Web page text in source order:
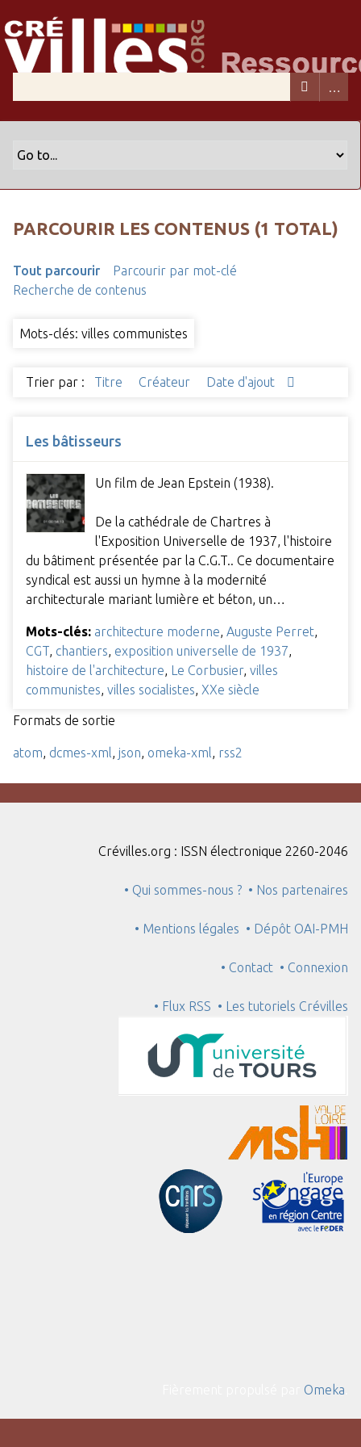
PARCOURIR LES CONTENUS (1 TOTAL)
Tout parcourir
Parcourir par mot-clé
Recherche de contenus
Mots-clés: villes communistes
Trier par : Titre Créateur Date d'ajout
Les bâtisseurs
Un film de Jean Epstein (1938).
De la cathédrale de Chartres à
l'Exposition Universelle de 1937, l'histoire
du bâtiment présentée par la C.G.T.. Ce documentaire
syndical est aussi un hymne à la modernité
architecturale mariant lumière et béton, un…
Mots-clés: architecture moderne Auguste Perret
CGT chantiers exposition universelle de 1937
histoire de l'architecture Le Corbusier, villes
communistes villes socialistes XXe siècle
Formats de sortie
atom dcmes-xml json omeka-xml rss2
Crévilles.org : ISSN électronique 2260-2046
• Qui sommes-nous ? • Nos partenaires
• Mentions légales • Dépôt OAI-PMH
• Contact • Connexion
• Flux RSS • Les tutoriels Crévilles
Omeka